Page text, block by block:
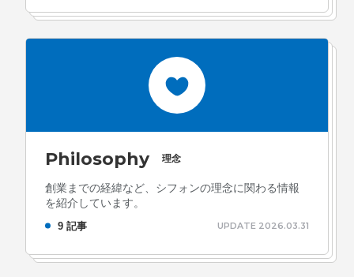
Philosophy 理念
創業までの経緯など、シフォンの理念に関わる情報
を紹介しています。
9 記事 UPDATE 2026.03.31